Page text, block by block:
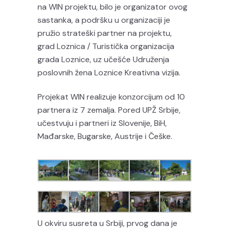
na WIN projektu, bilo je organizator ovog
sastanka, a podršku u organizaciji je
pružio strateški partner na projektu,
grad Loznica / Turistička organizacija
grada Loznice, uz učešće Udruženja
poslovnih žena Loznice Kreativna vizija.
Projekat WIN realizuje konzorcijum od 10
partnera iz 7 zemalja. Pored UPŽ Srbije,
učestvuju i partneri iz Slovenije, BiH,
Mađarske, Bugarske, Austrije i Češke.
U okviru susreta u Srbiji, prvog dana je